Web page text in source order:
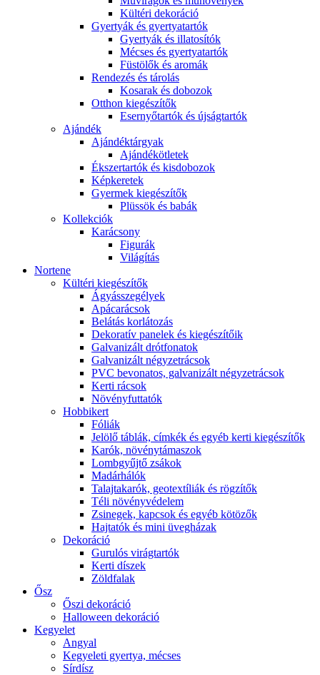
Kültéri dekoráció
Gyertyák és gyertyatartók
Gyertyák és illatosítók
Mécses és gyertyatartók
Füstölők és aromák
Rendezés és tárolás
Kosarak és dobozok
Otthon kiegészítők
Esernyőtartók és újságtartók
Ajándék
Ajándéktárgyak
Ajándékötletek
Ékszertartók és kisdobozok
Képkeretek
Gyermek kiegészítők
Plüssök és babák
Kollekciók
Karácsony
Figurák
Világítás
Nortene
Kültéri kiegészítők
Ágyásszegélyek
Apácarácsok
Belátás korlátozás
Dekoratív panelek és kiegészítőik
Galvanizált drótfonatok
Galvanizált négyzetrácsok
PVC bevonatos, galvanizált négyzetrácsok
Kerti rácsok
Növényfuttatók
Hobbikert
Fóliák
Jelölő táblák, címkék és egyéb kerti kiegészítők
Karók, növénytámaszok
Lombgyűjtő zsákok
Madárhálók
Talajtakarók, geotextíliák és rögzítők
Téli növényvédelem
Zsinegek, kapcsok és egyéb kötözők
Hajtatók és mini üvegházak
Dekoráció
Gurulós virágtartók
Kerti díszek
Zöldfalak
Ősz
Őszi dekoráció
Halloween dekoráció
Kegyelet
Angyal
Kegyeleti gyertya, mécses
Sírdísz